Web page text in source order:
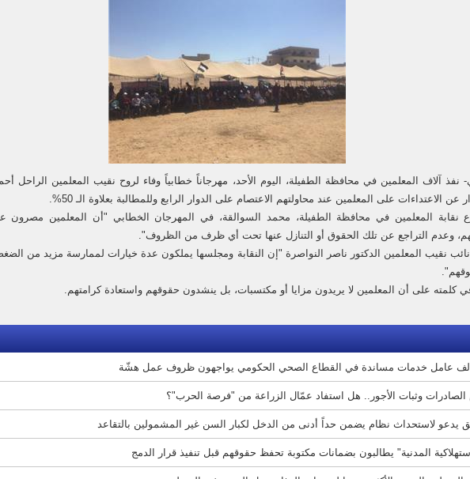
نفذ آلاف المعلمين في محافظة الطفيلة، اليوم الأحد، مهرجاناً خطابياً وفاء لروح نقيب المعلمين الراحل
عن الاعتداءات على المعلمين عند محاولتهم الاعتصام على الدوار الرابع وللمطالبة بعلاوة الـ 50%.
نقابة المعلمين في محافظة الطفيلة، محمد السوالقة، في المهرجان الخطابي "أن المعلمين مصرون
وعدم التراجع عن تلك الحقوق أو التنازل عنها تحت أي ظرف من الظروف".
نائب نقيب المعلمين الدكتور ناصر النواصرة "إن النقابة ومجلسها يملكون عدة خيارات لممارسة مزيد من
كلمته على أن المعلمين لا يريدون مزايا أو مكتسبات، بل ينشدون حقوقهم واستعادة كرامتهم.
الصادرات وثبات الأجور.. هل استفاد عمّال الزراعة من "فرصة الحرب"؟
يدعو لاستحداث نظام يضمن حداً أدنى من الدخل لكبار السن غير المشمولين بالتقاعد
المدنية" يطالبون بضمانات مكتوبة تحفظ حقوقهم قبل تنفيذ قرار الدمج